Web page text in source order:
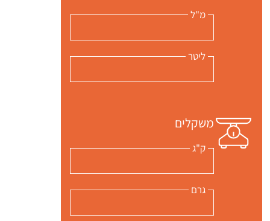
מ"ל
ליטר
משקלים
ק"ג
גרם